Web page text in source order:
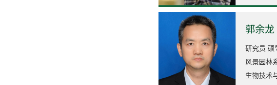
郭余龙
研究员 硕
风景园林
生物技术